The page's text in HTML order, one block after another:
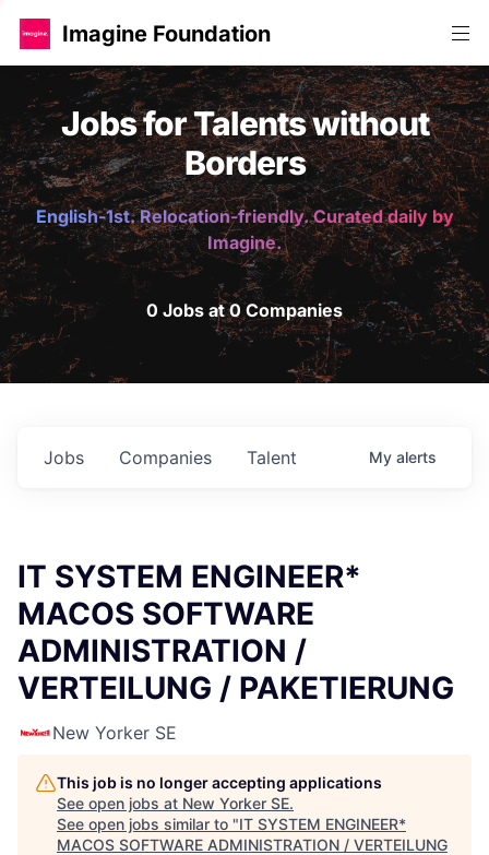
Imagine Foundation
Jobs for Talents without
Borders
English-1st. Relocation-friendly. Curated daily by
Imagine.
0 Jobs at 0 Companies
Jobs Companies Talent My alerts
IT SYSTEM ENGINEER*
MACOS SOFTWARE
ADMINISTRATION /
VERTEILUNG / PAKETIERUNG
New Yorker SE
This job is no longer accepting applications
See open jobs at New Yorker SE.
See open jobs similar to "IT SYSTEM ENGINEER*
MACOS SOFTWARE ADMINISTRATION / VERTEILUNG